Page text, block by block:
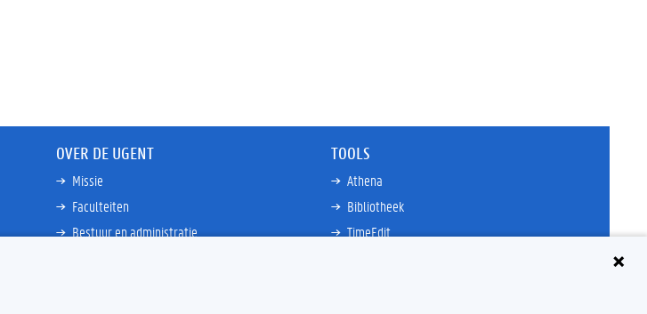
OVER DE UGENT
Missie
Faculteiten
Bestuur en administratie
TOOLS
Athena
Bibliotheek
TimeEdit